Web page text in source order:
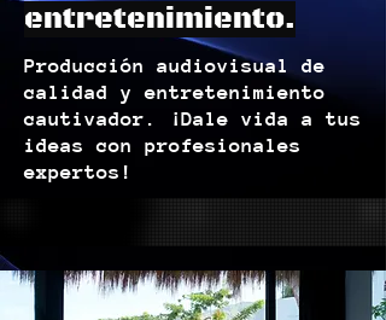
entretenimiento.
Producción audiovisual de
calidad y entretenimiento
cautivador. ¡Dale vida a tus
ideas con profesionales
expertos!